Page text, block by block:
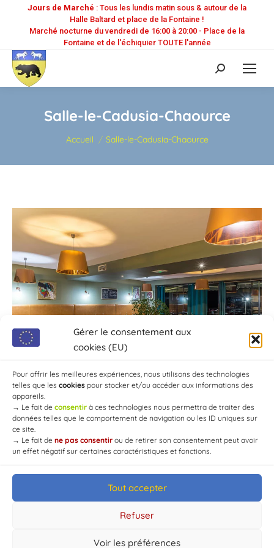
Gérer le consentement aux
cookies (EU)
Pour offrir les meilleures expériences, nous utilisons des technologies
telles que les cookies pour stocker et/ou accéder aux informations des
appareils.
→ Le fait de consentir à ces technologies nous permettra de traiter des
données telles que le comportement de navigation ou les ID uniques sur
ce site.
→ Le fait de ne pas consentir ou de retirer son consentement peut avoir
un effet négatif sur certaines caractéristiques et fonctions.
Tout accepter
Refuser
Voir les préférences
Jours de Marché : Tous les lundis matin sous & autour de la
Halle Baltard et place de la Fontaine !
Marché nocturne du vendredi de 16:00 à 20:00 - Place de la
Fontaine et de l'échiquier TOUTE l'année
Recherche
:
Salle-le-Cadusia-Chaource
Vous êtes ici :
Accueil Salle-le-Cadusia-Chaource
© Mairie de Chaource [2004-2024] | Tous droits réservés.
Developed byWEB3-DESIGN